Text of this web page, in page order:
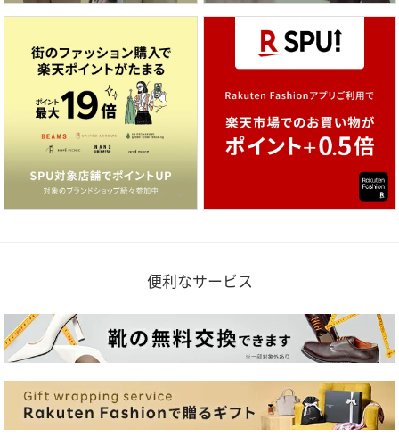
便利なサービス